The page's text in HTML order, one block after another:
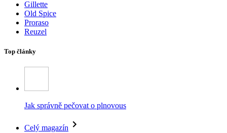
Gillette
Old Spice
Proraso
Reuzel
Top články
Jak správně pečovat o plnovous
Celý magazín